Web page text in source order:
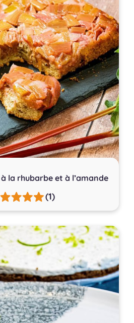
la rhubarbe et à l’amande
(1)